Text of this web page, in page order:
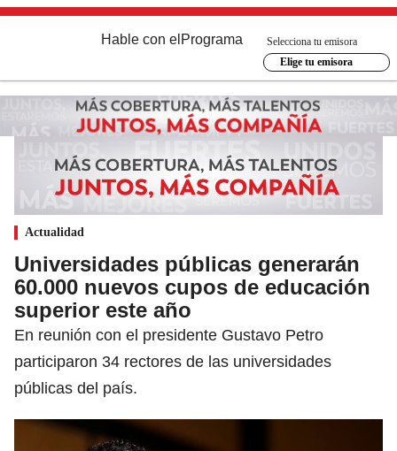
Hable con el Programa
Selecciona tu emisora
Elige tu emisora
Actualidad
Universidades públicas generarán
60.000 nuevos cupos de educación
superior este año
En reunión con el presidente Gustavo Petro
participaron 34 rectores de las universidades
públicas del país.